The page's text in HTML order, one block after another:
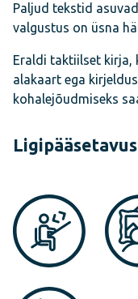
Paljud tekstid
valgustus on üsna
Eraldi taktiilset kirja,
alakaart ega
kohalejõudmiseks
Ligipääsetavus